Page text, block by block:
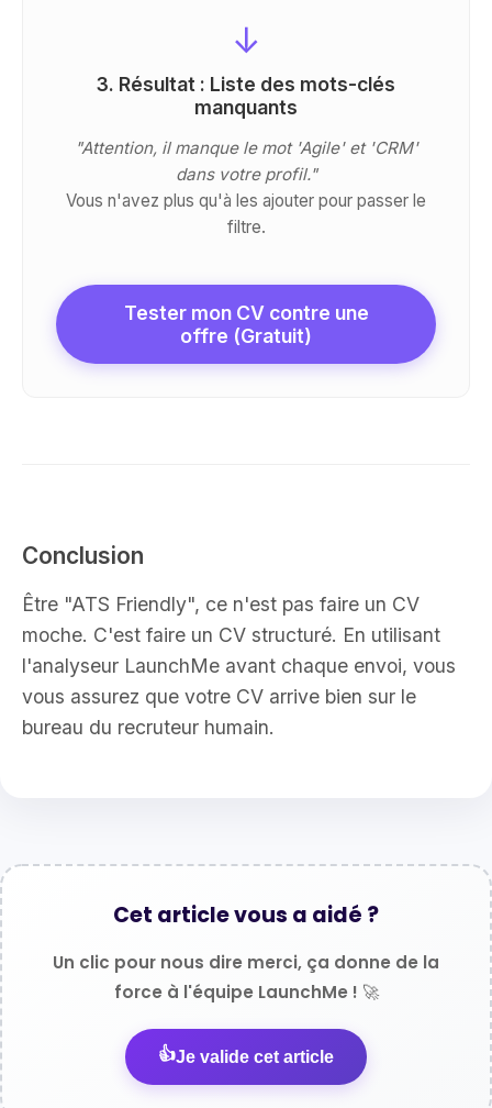
↓
3. Résultat : Liste des mots-clés
manquants
"Attention, il manque le mot 'Agile' et 'CRM'
dans votre profil."
Vous n'avez plus qu'à les ajouter pour passer le
filtre.
Tester mon CV contre une
offre (Gratuit)
Conclusion
Être "ATS Friendly", ce n'est pas faire un CV
moche. C'est faire un CV structuré. En utilisant
l'analyseur LaunchMe avant chaque envoi, vous
vous assurez que votre CV arrive bien sur le
bureau du recruteur humain.
Cet article vous a aidé ?
Un clic pour nous dire merci, ça donne de la
force à l'équipe LaunchMe ! 🚀
👍Je valide cet article